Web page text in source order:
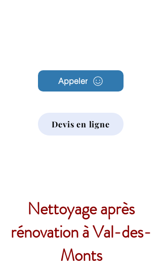
Appeler
Devis en ligne
Nettoyage après
rénovation à Val-des-
Monts